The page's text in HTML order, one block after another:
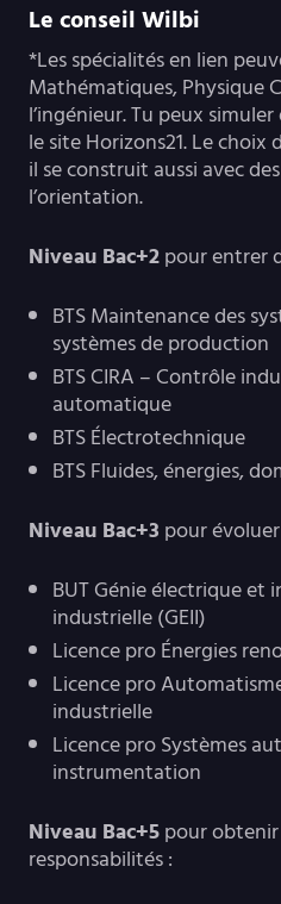
Le conseil Wilbi
*Les spécialités en lien
Mathématiques, Physique
l’ingénieur. Tu peux
le site Horizons21. Le choix
il se construit aussi avec
l’orientation.
Niveau Bac+2pour entrer
BTS Maintenance des
systèmes de production
BTS CIRA – Contrôle
automatique
BTS Électrotechnique
BTS Fluides, énergies,
Niveau Bac+3 pour
BUT Génie électrique et
industrielle (GEII)
Licence pro Énergies
Licence pro
industrielle
Licence pro Systèmes
instrumentation
Niveau Bac+5pour
responsabilités :